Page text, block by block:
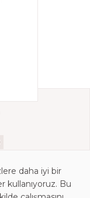
daha iyi bir
kullanıyoruz. Bu